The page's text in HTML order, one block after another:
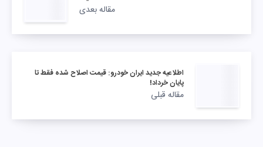
مقاله بعدی
اطلاعیه جدید ایران خودرو: قیمت اصلاح شده فقط تا
پایان خرداد!
مقاله قبلی